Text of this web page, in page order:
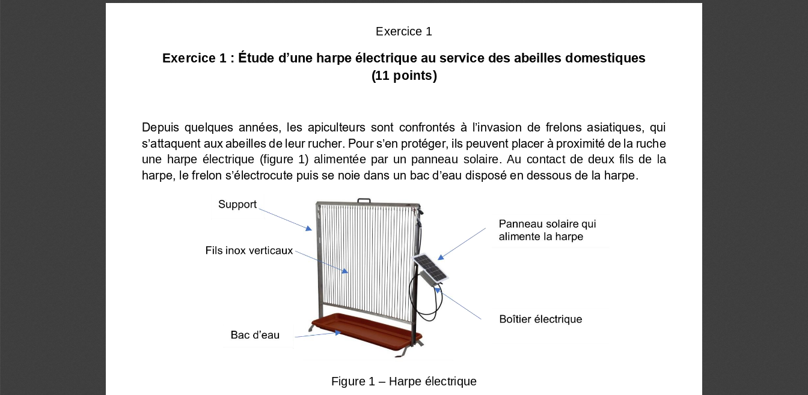
Exercice 1
Exercice 1 : Étude d’une harpe électrique au service des abeilles domestiques
(11 points)
Depuis quelques années, les apiculteurs sont confrontés à l’invasion de frelons asiatiques, qui
s’attaquent aux abeilles de leur rucher. Pour s’en protéger, ils peuvent placer à proximité de la ruche
une  harpe  électrique  (figure  1)  alimentée  par  un  panneau solaire.  Au  contact  de  deux  fils  de  la
harpe, le frelon s’électrocute puis se noie dans un bac d’eau disposé en dessous de la harpe
Figure 1 – Harpe électrique